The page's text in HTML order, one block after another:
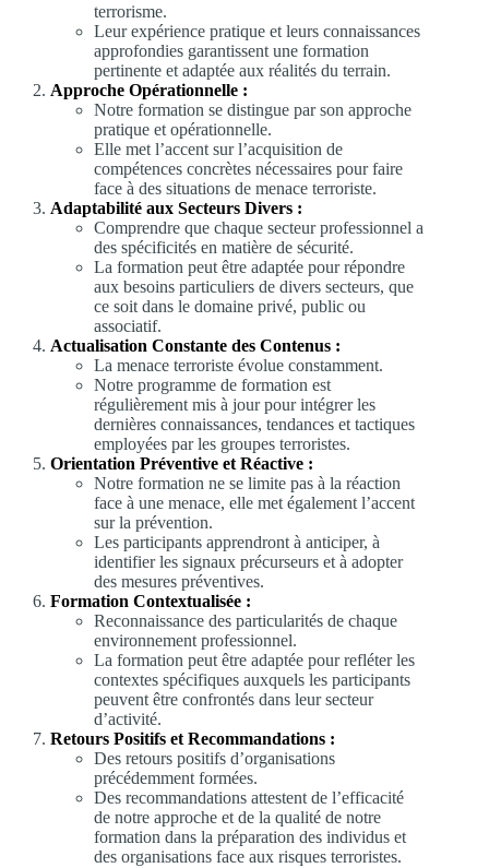
terrorisme.
Leur expérience pratique et leurs connaissances
approfondies garantissent une formation
pertinente et adaptée aux réalités du terrain.
Approche Opérationnelle :
Notre formation se distingue par son approche
pratique et opérationnelle.
Elle met l’accent sur l’acquisition de
compétences concrètes nécessaires pour faire
face à des situations de menace terroriste.
Adaptabilité aux Secteurs Divers :
Comprendre que chaque secteur professionnel a
des spécificités en matière de sécurité.
La formation peut être adaptée pour répondre
aux besoins particuliers de divers secteurs, que
ce soit dans le domaine privé, public ou
associatif.
Actualisation Constante des Contenus :
La menace terroriste évolue constamment.
Notre programme de formation est
régulièrement mis à jour pour intégrer les
dernières connaissances, tendances et tactiques
employées par les groupes terroristes.
Orientation Préventive et Réactive :
Notre formation ne se limite pas à la réaction
face à une menace, elle met également l’accent
sur la prévention.
Les participants apprendront à anticiper, à
identifier les signaux précurseurs et à adopter
des mesures préventives.
Formation Contextualisée :
Reconnaissance des particularités de chaque
environnement professionnel.
La formation peut être adaptée pour refléter les
contextes spécifiques auxquels les participants
peuvent être confrontés dans leur secteur
d’activité.
Retours Positifs et Recommandations :
Des retours positifs d’organisations
précédemment formées.
Des recommandations attestent de l’efficacité
de notre approche et de la qualité de notre
formation dans la préparation des individus et
des organisations face aux risques terroristes.